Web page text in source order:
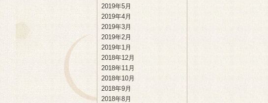
2019年5月
2019年4月
2019年3月
2019年2月
2019年1月
2018年12月
2018年11月
2018年10月
2018年9月
2018年8月